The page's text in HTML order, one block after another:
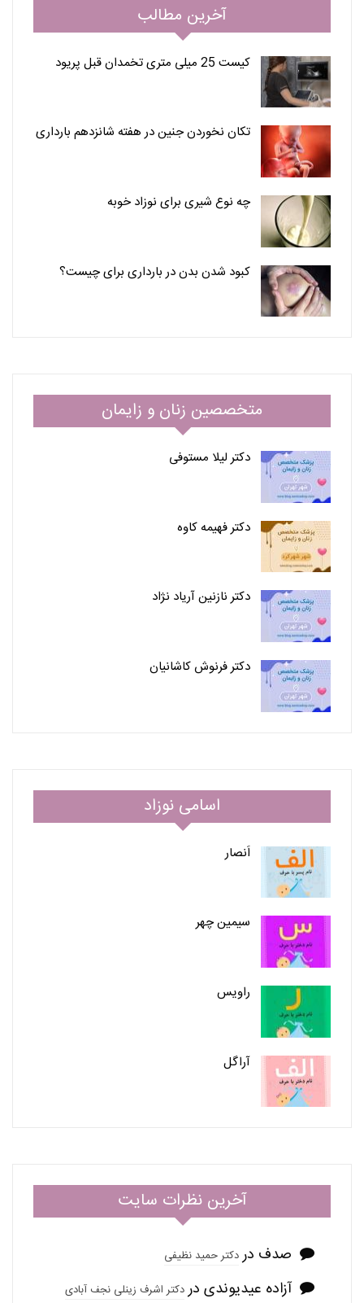
آخرین مطالب
کیست 25 میلی متری تخمدان قبل پریود
تکان نخوردن جنین در هفته شانزدهم بارداری
چه نوع شیری برای نوزاد خوبه
کبود شدن بدن در بارداری برای چیست؟
متخصصین زنان و زایمان
دکتر لیلا مستوفی
دکتر فهیمه کاوه
دکتر نازنین آریاد نژاد
دکتر فرنوش کاشانیان
اسامی نوزاد
اَنصار
سیمین چهر
راویس
آراگل
آخرین نظرات سایت
صدف دردکتر حمید نظیفی
آزاده عیدیوندی دردکتر اشرف زینلی نجف آبادی